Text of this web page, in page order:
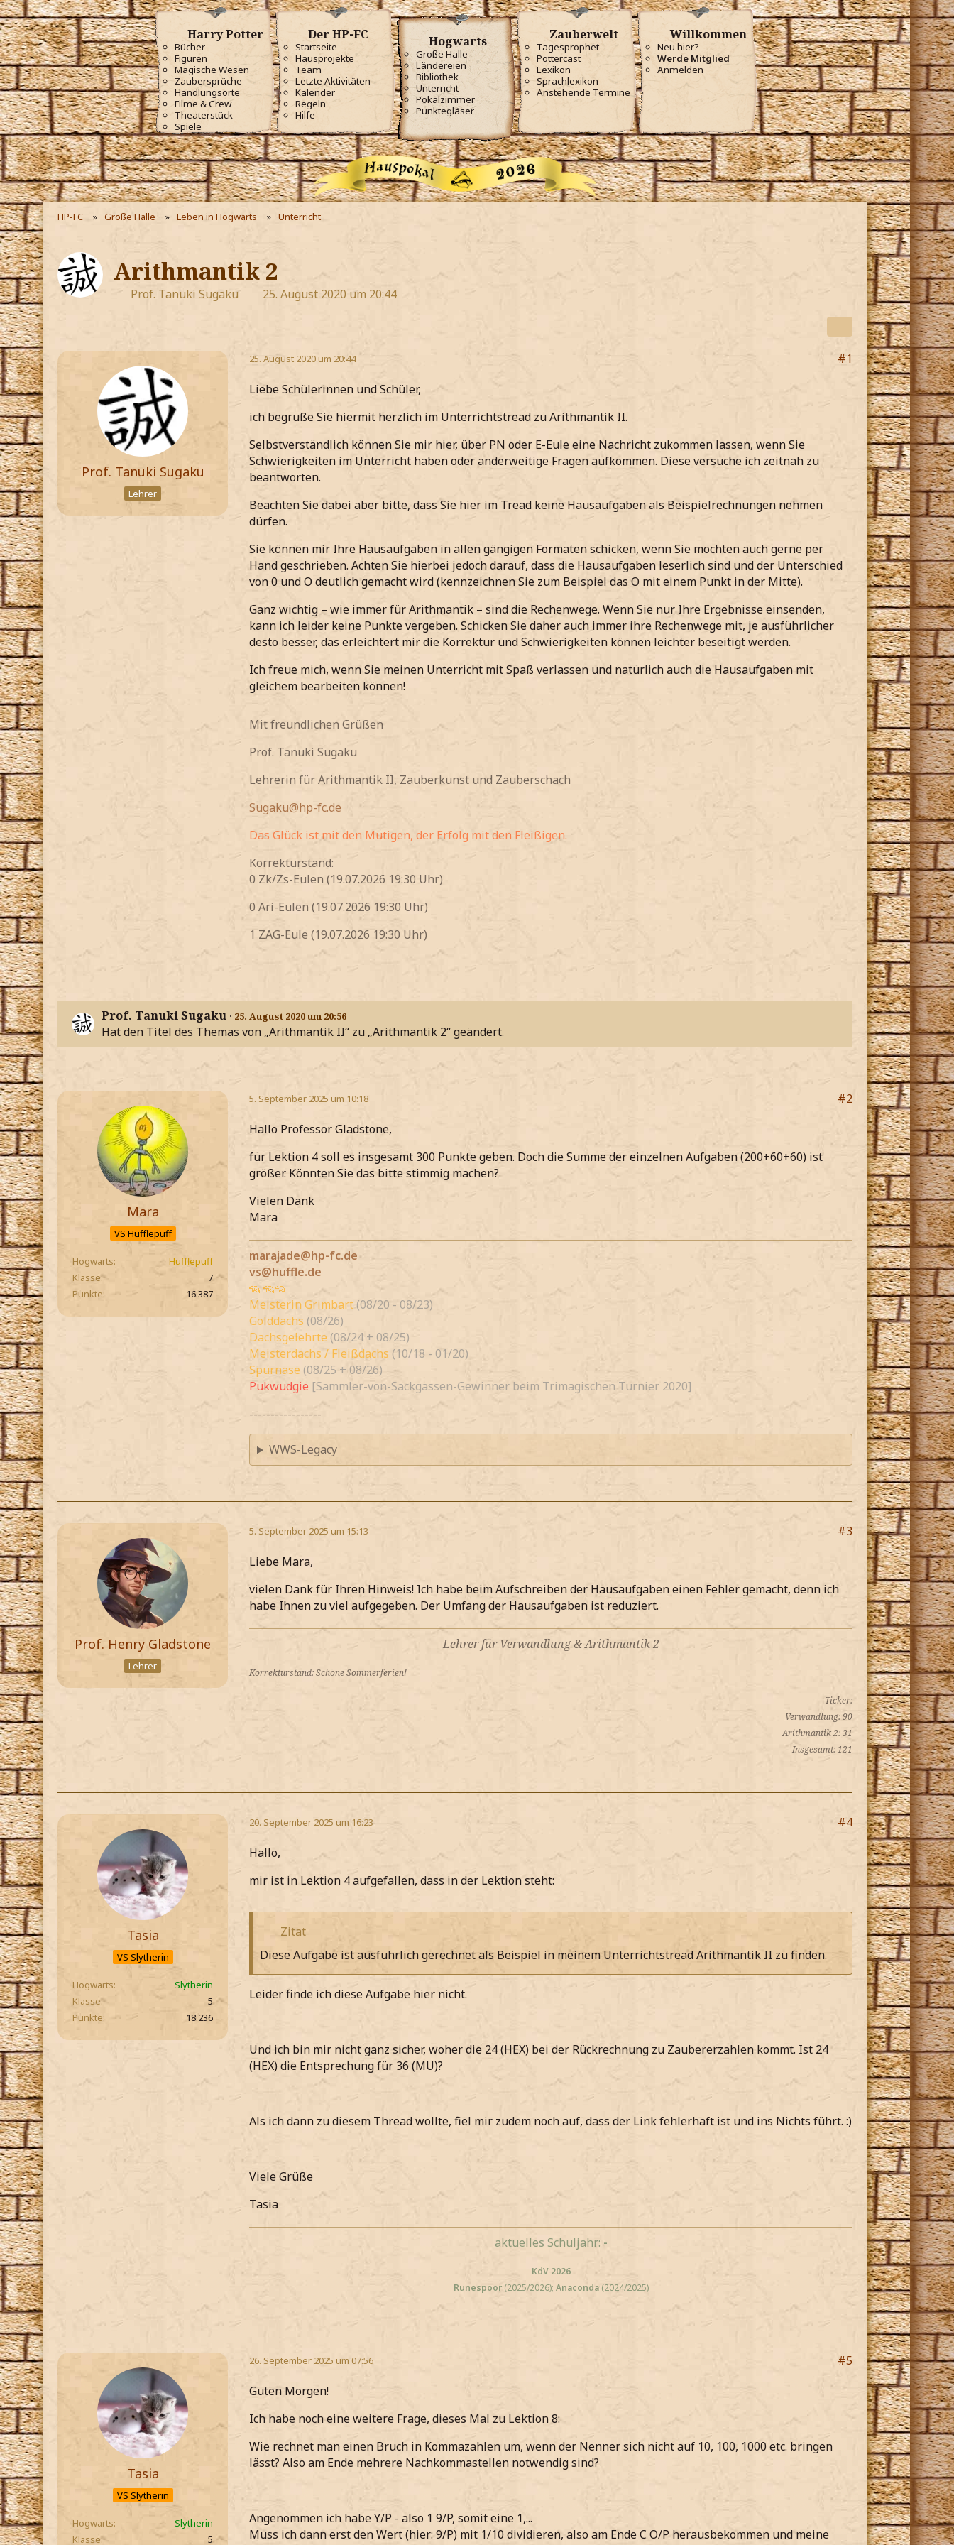
Harry Potter
Bücher
Figuren
Magische Wesen
Zaubersprüche
Handlungsorte
Filme & Crew
Theaterstück
Spiele
Der HP-FC
Startseite
Hausprojekte
Team
Letzte Aktivitäten
Kalender
Regeln
Hilfe
Hogwarts
Große Halle
Ländereien
Bibliothek
Unterricht
Pokalzimmer
Punktegläser
Zauberwelt
Tagesprophet
Pottercast
Lexikon
Sprachlexikon
Anstehende Termine
Willkommen
Neu hier?
Werde Mitglied
Anmelden
HP-FC Große Halle Leben in Hogwarts Unterricht
Arithmantik 2
Prof. Tanuki Sugaku 25. August 2020 um 20:44
Prof. Tanuki Sugaku
Lehrer
25. August 2020 um 20:44
#1
Liebe Schülerinnen und Schüler,
ich begrüße Sie hiermit herzlich im Unterrichtstread zu Arithmantik II.
Selbstverständlich können Sie mir hier, über PN oder E-Eule eine Nachricht zukommen lassen, wenn Sie
Schwierigkeiten im Unterricht haben oder anderweitige Fragen aufkommen. Diese versuche ich zeitnah zu
beantworten.
Beachten Sie dabei aber bitte, dass Sie hier im Tread keine Hausaufgaben als Beispielrechnungen nehmen
dürfen.
Sie können mir Ihre Hausaufgaben in allen gängigen Formaten schicken, wenn Sie möchten auch gerne per
Hand geschrieben. Achten Sie hierbei jedoch darauf, dass die Hausaufgaben leserlich sind und der Unterschied
von 0 und O deutlich gemacht wird (kennzeichnen Sie zum Beispiel das O mit einem Punkt in der Mitte).
Ganz wichtig – wie immer für Arithmantik – sind die Rechenwege. Wenn Sie nur Ihre Ergebnisse einsenden,
kann ich leider keine Punkte vergeben. Schicken Sie daher auch immer ihre Rechenwege mit, je ausführlicher
desto besser, das erleichtert mir die Korrektur und Schwierigkeiten können leichter beseitigt werden.
Ich freue mich, wenn Sie meinen Unterricht mit Spaß verlassen und natürlich auch die Hausaufgaben mit
gleichem bearbeiten können!
Mit freundlichen Grüßen
Prof. Tanuki Sugaku
Lehrerin für Arithmantik II, Zauberkunst und Zauberschach
Sugaku@hp-fc.de
Das Glück ist mit den Mutigen, der Erfolg mit den Fleißigen.
Korrekturstand:
0 Zk/Zs-Eulen (19.07.2026 19:30 Uhr)
0 Ari-Eulen (19.07.2026 19:30 Uhr)
1 ZAG-Eule (19.07.2026 19:30 Uhr)
Prof. Tanuki Sugaku 25. August 2020 um 20:56
Hat den Titel des Themas von „Arithmantik II“ zu „Arithmantik 2“ geändert.
Mara
VS Hufflepuff
Hogwarts
Hufflepuff
Klasse
7
Punkte
16.387
5. September 2025 um 10:18
#2
Hallo Professor Gladstone,
für Lektion 4 soll es insgesamt 300 Punkte geben. Doch die Summe der einzelnen Aufgaben (200+60+60) ist
größer. Könnten Sie das bitte stimmig machen?
Vielen Dank
Mara
marajade@hp-fc.de
vs@huffle.de
🦡 🦡🦡
Meisterin Grimbart (08/20 - 08/23)
Golddachs (08/26)
Dachsgelehrte (08/24 + 08/25)
Meisterdachs / Fleißdachs (10/18 - 01/20)
Spürnase (08/25 + 08/26)
Pukwudgie [Sammler-von-Sackgassen-Gewinner beim Trimagischen Turnier 2020]
-----------------
WWS-Legacy
Prof. Henry Gladstone
Lehrer
5. September 2025 um 15:13
#3
Liebe Mara,
vielen Dank für Ihren Hinweis! Ich habe beim Aufschreiben der Hausaufgaben einen Fehler gemacht, denn ich
habe Ihnen zu viel aufgegeben. Der Umfang der Hausaufgaben ist reduziert.
Lehrer für Verwandlung & Arithmantik 2
Korrekturstand: Schöne Sommerferien!
Ticker:
Verwandlung: 90
Arithmantik 2: 31
Insgesamt: 121
Tasia
VS Slytherin
Hogwarts
Slytherin
Klasse
5
Punkte
18.236
20. September 2025 um 16:23
#4
Hallo,
mir ist in Lektion 4 aufgefallen, dass in der Lektion steht:
Zitat
Diese Aufgabe ist ausführlich gerechnet als Beispiel in meinem Unterrichtstread Arithmantik II zu finden.
Leider finde ich diese Aufgabe hier nicht.
Und ich bin mir nicht ganz sicher, woher die 24 (HEX) bei der Rückrechnung zu Zaubererzahlen kommt. Ist 24
(HEX) die Entsprechung für 36 (MU)?
Als ich dann zu diesem Thread wollte, fiel mir zudem noch auf, dass der Link fehlerhaft ist und ins Nichts führt. :)
Viele Grüße
Tasia
aktuelles Schuljahr: -
KdV 2026
Runespoor (2025/2026); Anaconda (2024/2025)
Tasia
VS Slytherin
Hogwarts
Slytherin
Klasse
5
26. September 2025 um 07:56
#5
Guten Morgen!
Ich habe noch eine weitere Frage, dieses Mal zu Lektion 8:
Wie rechnet man einen Bruch in Kommazahlen um, wenn der Nenner sich nicht auf 10, 100, 1000 etc. bringen
lässt? Also am Ende mehrere Nachkommastellen notwendig sind?
Angenommen ich habe Y/P - also 1 9/P, somit eine 1,...
Muss ich dann erst den Wert (hier: 9/P) mit 1/10 dividieren, also am Ende C O/P herausbekommen und meine